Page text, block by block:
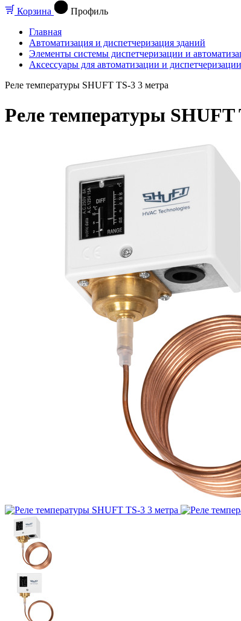
Корзина
Профиль
Главная
Автоматизация и диспетчеризация зданий
Элементы системы диспетчеризации и
Аксессуары для автоматизации и
Реле температуры SHUFT TS-3 3 метра
Реле температуры SHUFT